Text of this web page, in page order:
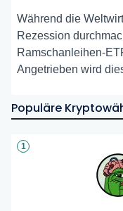
Während die
Rezession
Ramschanleihen-
Angetrieben wird
Populäre
1